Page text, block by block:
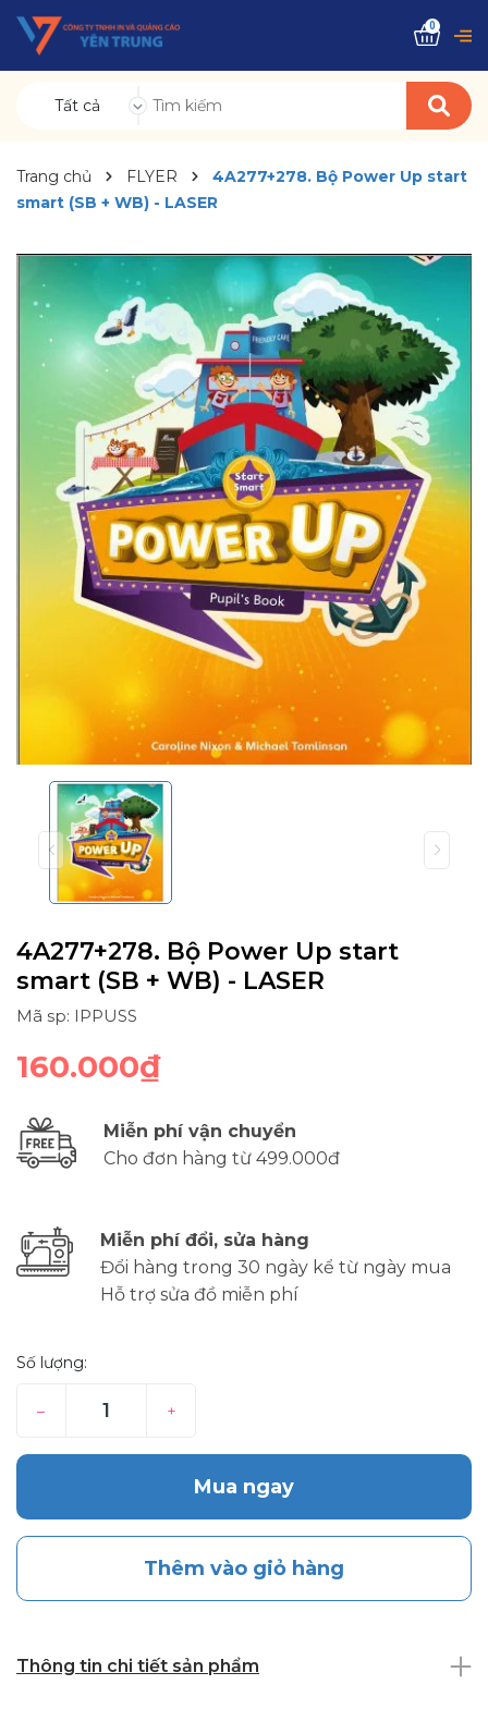
Tất cả
0
Trang chủ FLYER
4A277+278. Bộ Power Up start
smart (SB + WB) - LASER
4A277+278. Bộ Power Up start
smart (SB + WB) - LASER
Mã sp: IPPUSS
160.000₫
Miễn phí vận chuyển
Cho đơn hàng từ 499.000đ
Miễn phí đổi, sửa hàng
Đổi hàng trong 30 ngày kể từ ngày mua
Hỗ trợ sửa đồ miễn phí
Số lượng:
– +
Mua ngay
Thêm vào giỏ hàng
Thông tin chi tiết sản phẩm